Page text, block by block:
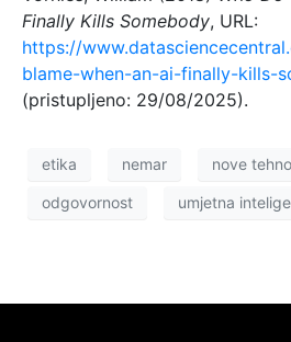
Finally Kills Somebody, URL:
https://
blame-when-an-ai-finally-kills-
(pristupljeno: 29/08/2025).
etika nemar nove
odgovornost umjetna